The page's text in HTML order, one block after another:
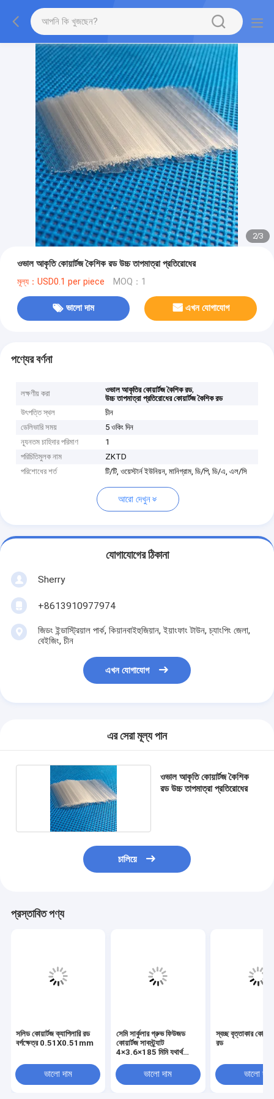
2/3
ওভাল আকৃতি কোয়ার্টজ কৈশিক রড উচ্চ তাপমাত্রা প্রতিরোধের
মূল্য：USD0.1 per piece MOQ：1
ভালো দাম এখন যোগাযোগ
পণ্যের বর্ণনা
লক্ষণীয় করা ওভাল আকৃতির কোয়ার্টজ কৈশিক রড,
উচ্চ তাপমাত্রা প্রতিরোধের কোয়ার্টজ কৈশিক রড
উৎপত্তি স্থল
চীন
ডেলিভারি সময়
5 ওকিং দিন
ন্যূনতম চাহিদার পরিমাণ
1
পরিচিতিমুলক নাম
ZKTD
পরিশোধের শর্ত
টি/টি, ওয়েস্টার্ন ইউনিয়ন, মানিগ্রাম, ডি/পি, ডি/এ, এল/সি
আরো দেখুন
যোগাযোগের ঠিকানা
Sherry
+8613910977974
জিডং ইন্ডাস্ট্রিয়াল পার্ক, কিয়ানবাইহুজিয়ান, ইয়াংফাং টাউন, চ্যাংপিং জেলা,
বেইজিং, চীন
এখন যোগাযোগ
এর সেরা মূল্য পান
ওভাল আকৃতি কোয়ার্টজ কৈশিক
রড উচ্চ তাপমাত্রা প্রতিরোধের
চালিয়ে
প্রস্তাবিত পণ্য
সলিড কোয়ার্টজ ক্যাপিলারি রড
বর্গক্ষেত্র 0.51X0.51mm
ভালো দাম
সেমি সার্কুলার গ্রুভ ফিউজড
কোয়ার্টজ সাবস্ট্র্যাট
4×3.6×185 মিমি যথার্থ
ভালো দাম
স্বচ্ছ বৃত্তাকার
রড
ভালো দাম